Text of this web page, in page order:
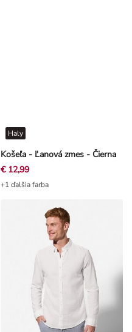
Košeľa - Ľanová zmes - Čierna
Haly
€ 12,99
+1 ďalšia farba